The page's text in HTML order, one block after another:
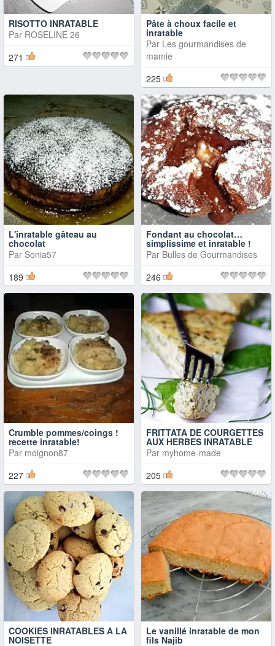
RISOTTO INRATABLE
Par ROSELINE 26
271
Pâte à choux facile et
inratable
Par Les gourmandises de
mamie
225
L'inratable gâteau au
chocolat
Par Sonia57
189
Fondant au chocolat…
simplissime et inratable !
Par Bulles de Gourmandises
246
Crumble pommes/coings !
recette inratable!
Par moignon87
227
FRITTATA DE COURGETTES
AUX HERBES INRATABLE
Par myhome-made
205
COOKIES INRATABLES A LA
NOISETTE
Le vanillé inratable de mon
fils Najib